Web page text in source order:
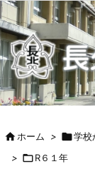
HOME 北小につ
ＰＴＡ手帳（Web版
学校からの配付物
ホーム > 学校
> R６１年